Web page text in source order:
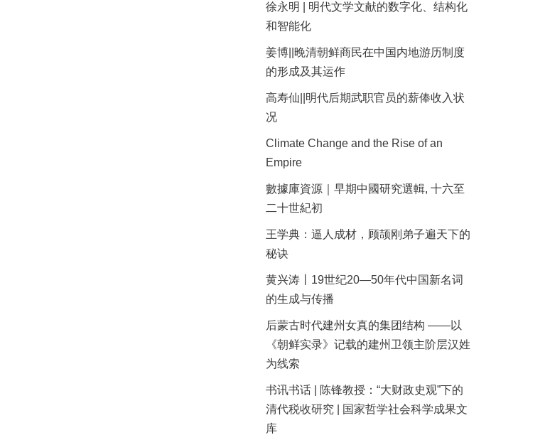
徐永明 | 明代文学文献的数字化、结构化
和智能化
姜博||晚清朝鲜商民在中国内地游历制度
的形成及其运作
高寿仙||明代后期武职官员的薪俸收入状
况
Climate Change and the Rise of an
Empire
數據庫資源｜早期中國研究選輯, 十六至
二十世紀初
王学典：逼人成材，顾颉刚弟子遍天下的
秘诀
黄兴涛丨19世纪20—50年代中国新名词
的生成与传播
后蒙古时代建州女真的集团结构 ——以
《朝鲜实录》记载的建州卫领主阶层汉姓
为线索
书讯书话 | 陈锋教授：“大财政史观”下的
清代税收研究 | 国家哲学社会科学成果文
库